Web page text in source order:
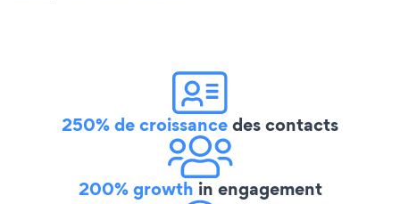
250% de croissancedes contacts
200% growth in engagement